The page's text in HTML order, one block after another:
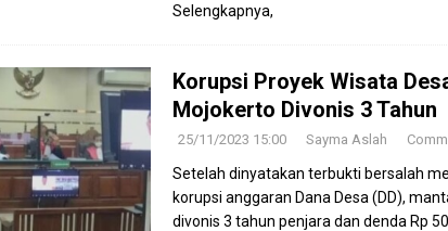
Selengkapnya,
Korupsi Proyek Wisata
Mojokerto Divonis 3 Tahun
25/11/2023 15:00 Sayma Aslah
Setelah dinyatakan terbukti bersalah
korupsi anggaran Dana Desa (DD),
divonis 3 tahun penjara dan denda Rp